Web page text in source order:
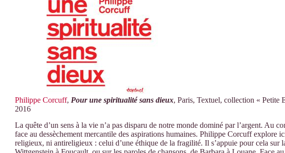
Philippe Corcuff, Pour une spiritualité sans dieux, Paris, Textuel, collection « Petite
2016
La quête d’un sens à la vie n’a pas disparu de notre monde dominé par l’argent. Au
face au dessèchement mercantile des aspirations humaines. Philippe Corcuff explore
religieux, ni antireligieux : celui d’une éthique de la fragilité. Il s’appuie pour cela sur